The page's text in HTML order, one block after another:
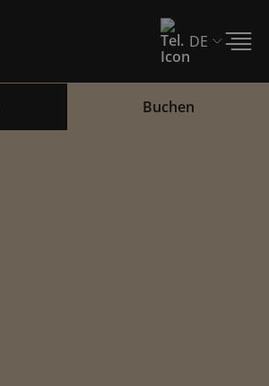
Buchen